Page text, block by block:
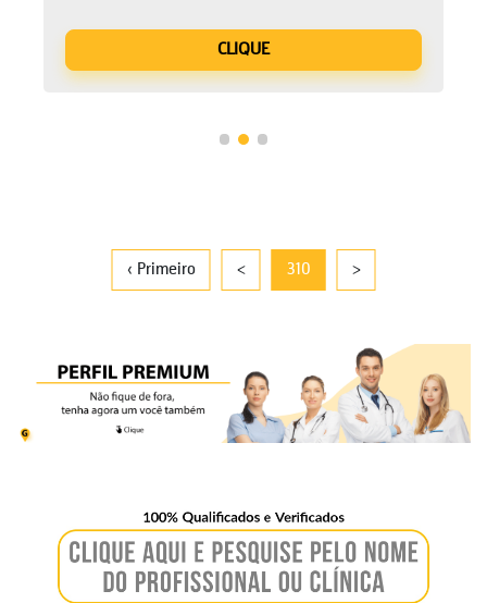
CLIQUE
‹ Primeiro < 310 >